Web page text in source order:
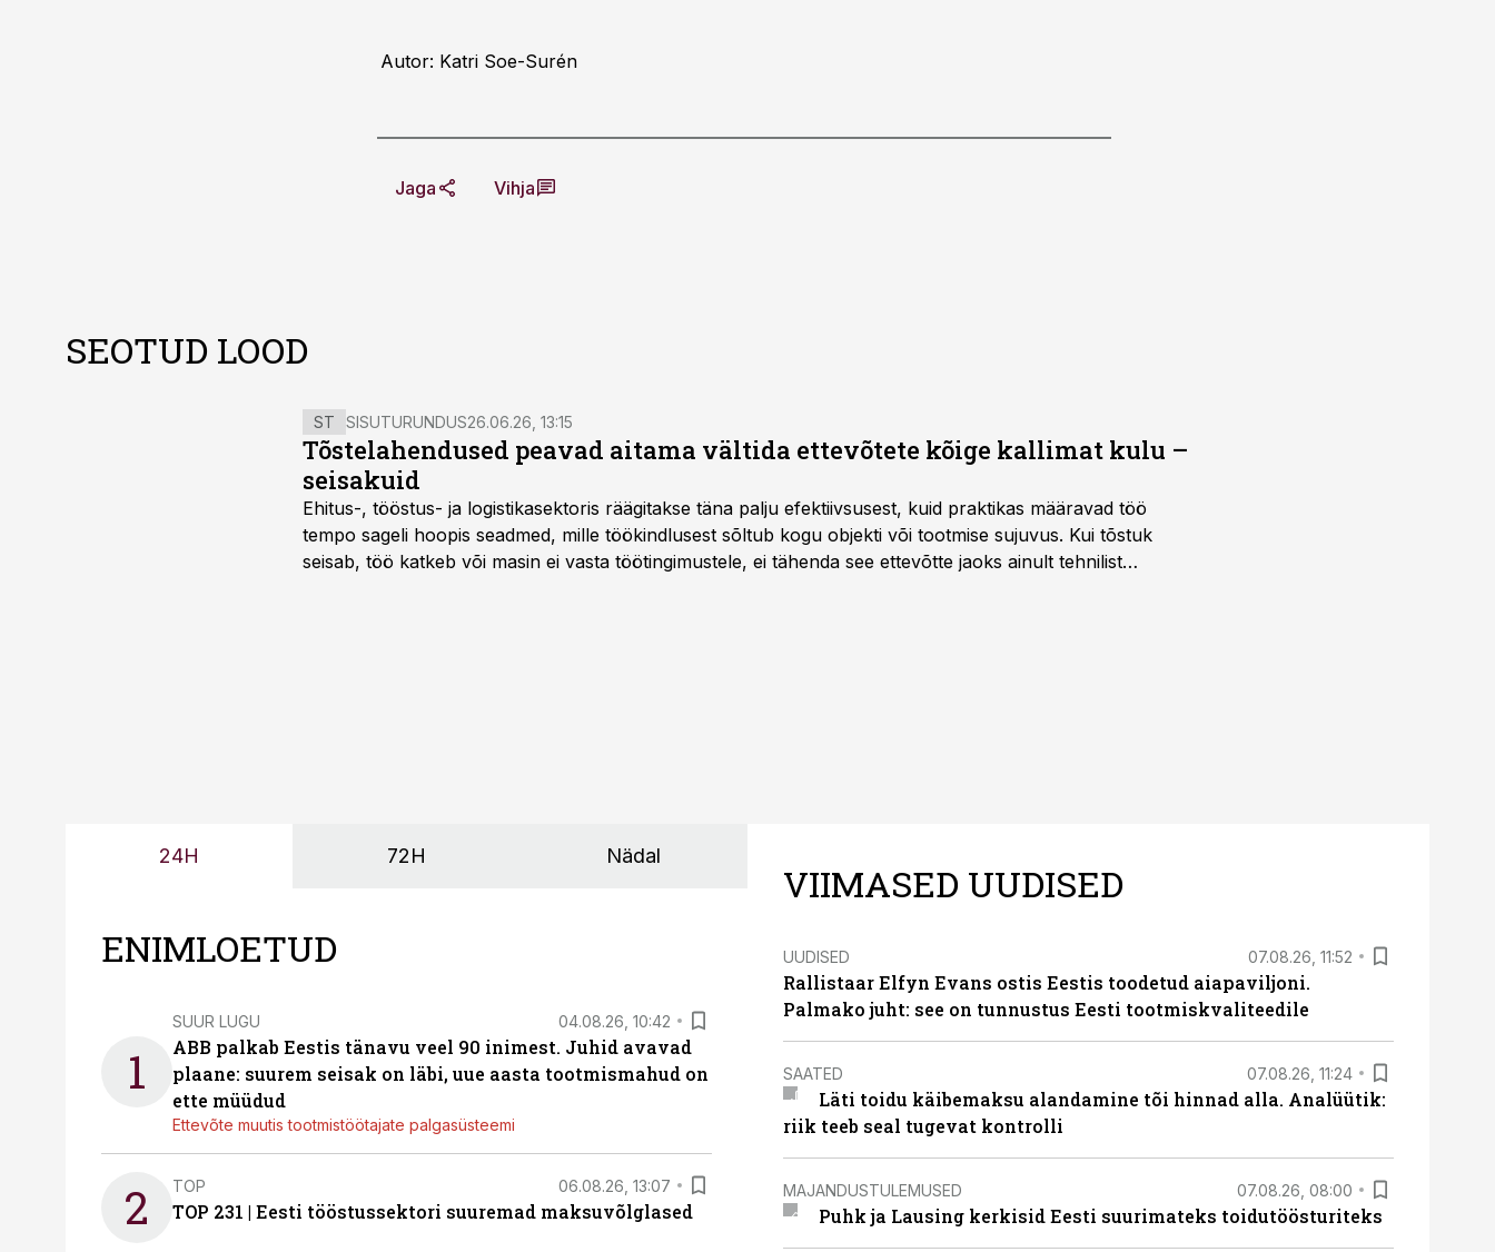
Autor: Katri Soe-Surén
Jaga Vihja
SEOTUD LOOD
ST SISUTURUNDUS26.06.26, 13:15
Tõstelahendused peavad aitama vältida ettevõtete kõige kallimat kulu –
seisakuid
Ehitus-, tööstus- ja logistikasektoris räägitakse täna palju efektiivsusest, kuid praktikas määravad töö
tempo sageli hoopis seadmed, mille töökindlusest sõltub kogu objekti või tootmise sujuvus. Kui tõstuk
seisab, töö katkeb või masin ei vasta töötingimustele, ei tähenda see ettevõtte jaoks ainult tehnilist
24H 72H Nädal
ENIMLOETUD
1
SUUR LUGU 04.08.26, 10:42
ABB palkab Eestis tänavu veel 90 inimest. Juhid avavad
plaane: suurem seisak on läbi, uue aasta tootmismahud on
ette müüdud
Ettevõte muutis tootmistöötajate palgasüsteemi
2 TOP 06.08.26, 13:07
TOP 231 | Eesti tööstussektori suuremad maksuvõlglased
VIIMASED UUDISED
UUDISED 07.08.26, 11:52
Rallistaar Elfyn Evans ostis Eestis toodetud aiapaviljoni.
Palmako juht: see on tunnustus Eesti tootmiskvaliteedile
SAATED 07.08.26, 11:24
Läti toidu käibemaksu alandamine tõi hinnad alla. Analüütik:
riik teeb seal tugevat kontrolli
MAJANDUSTULEMUSED 07.08.26, 08:00
Puhk ja Lausing kerkisid Eesti suurimateks toidutöösturiteks